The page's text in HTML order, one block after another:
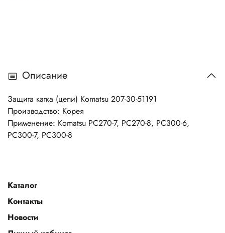
Описание
Защита катка (цепи) Komatsu 207-30-51191
Производство: Корея
Применение: Komatsu PC270-7, PC270-8, PC300-6,
PC300-7, PC300-8
Каталог
Контакты
Новости